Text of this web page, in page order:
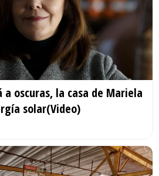
oscuras, la casa de Mariela
solar(Video)